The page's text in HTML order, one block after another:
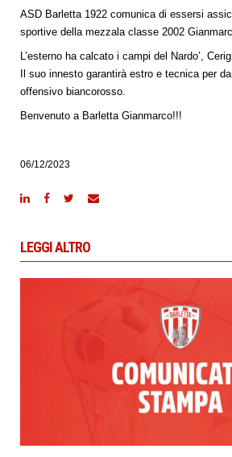
ASD Barletta 1922 comunica di essersi
sportive della mezzala classe 2002
L’esterno ha calcato i campi del Nardo’,
Il suo innesto garantirà estro e tecnica per
offensivo biancorosso.
Benvenuto a Barletta Gianmarco!!!
06/12/2023
LEGGI ALTRO